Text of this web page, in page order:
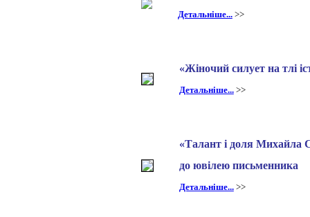
Детальніше... >>
«Жіночий силует на тлі
Детальніше... >>
«Талант і доля Михайла
до ювілею письменника
Детальніше... >>